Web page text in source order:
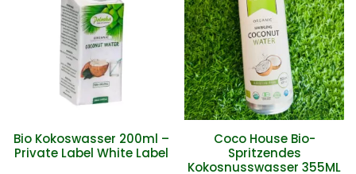
Bio Kokoswasser 200ml –
Private Label White Label
Coco House Bio-
Spritzendes
Kokosnusswasser 355ML